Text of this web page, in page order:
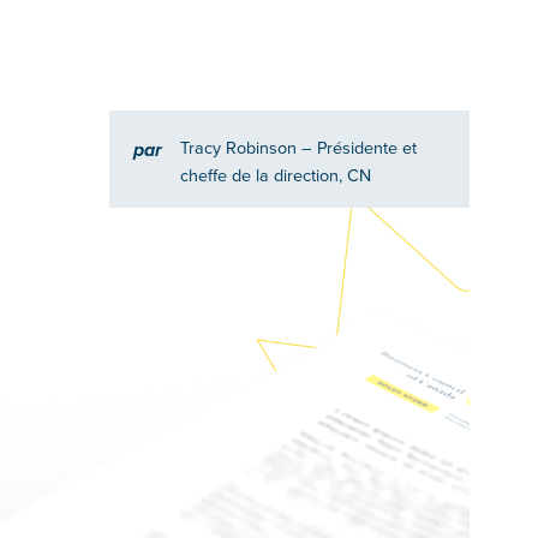
par Tracy Robinson – Présidente et
cheffe de la direction, CN